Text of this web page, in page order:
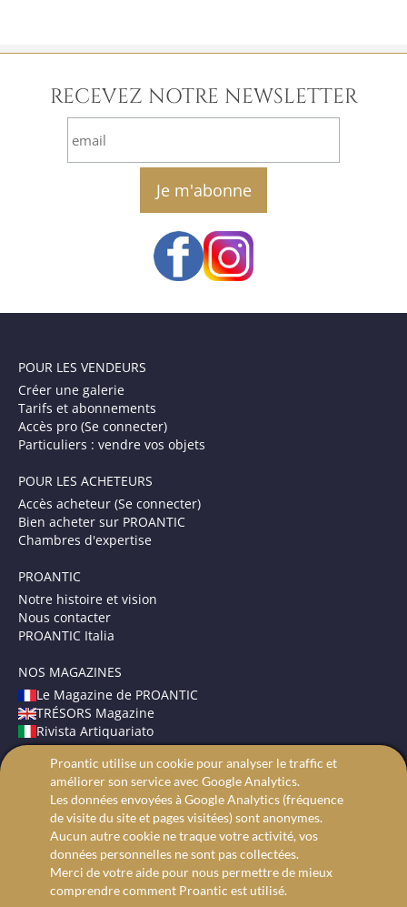
RECEVEZ NOTRE NEWSLETTER
email
POUR LES VENDEURS
Créer une galerie
Tarifs et abonnements
Accès pro (Se connecter)
Particuliers : vendre vos objets
POUR LES ACHETEURS
Accès acheteur (Se connecter)
Bien acheter sur PROANTIC
Chambres d'expertise
PROANTIC
Notre histoire et vision
Nous contacter
PROANTIC Italia
NOS MAGAZINES
Le Magazine de PROANTIC
TRÉSORS Magazine
Rivista Artiquariato
CONDITIONS GÉNÉRALES
Mentions légales
Protection des données
Recherche avancée
Proantic utilise un cookie pour analyser le traffic et
améliorer son service avec Google Analytics.
Les données envoyées à Google Analytics (fréquence
de visite du site et pages visitées) sont anonymes.
Aucun autre cookie ne traque votre activité, vos
données personnelles ne sont pas collectées.
Merci de votre aide pour nous permettre de mieux
comprendre comment Proantic est utilisé.